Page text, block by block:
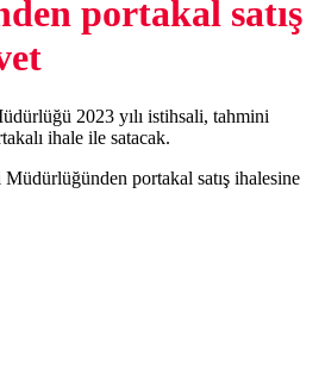
portakal satış
2023 yılı istihsali, tahmini
ihale ile satacak.